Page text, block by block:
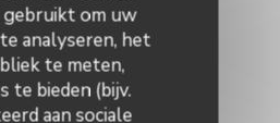
om uw
analyseren, het
te meten,
te bieden (bijv.
aan sociale